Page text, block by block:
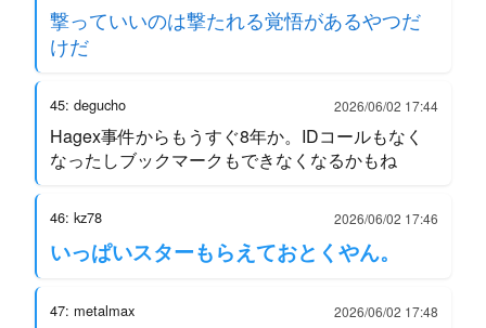
撃っていいのは撃たれる覚悟があるやつだ
けだ
45: degucho 2026/06/02 17:44
Hagex事件からもうすぐ8年か。IDコールもなく
なったしブックマークもできなくなるかもね
46: kz78 2026/06/02 17:46
いっぱいスターもらえておとくやん。
47: metalmax 2026/06/02 17:48